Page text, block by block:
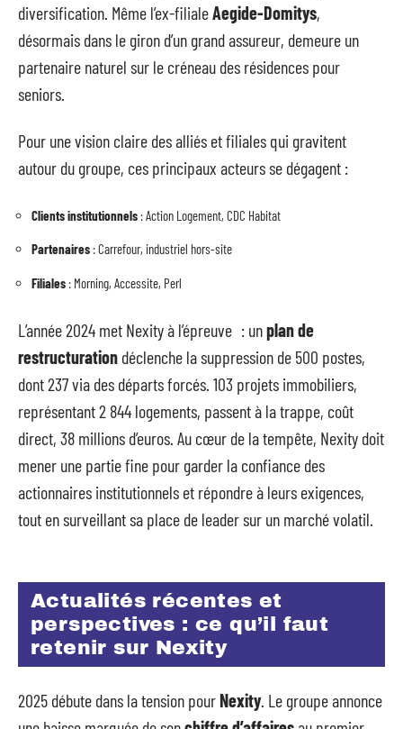
diversification. Même l’ex-filialeAegide-Domitys,
désormais dans le giron d’un grand assureur, demeure un
partenaire naturel sur le créneau des résidences pour
seniors.
Pour une vision claire des alliés et filiales qui gravitent
autour du groupe, ces principaux acteurs se dégagent :
Clients institutionnels : Action Logement, CDC Habitat
Partenaires : Carrefour, industriel hors-site
Filiales : Morning, Accessite, Perl
L’année 2024 met Nexity à l’épreuve : unplan de
restructuration déclenche la suppression de 500 postes,
dont 237 via des départs forcés. 103 projets immobiliers,
représentant 2 844 logements, passent à la trappe, coût
direct, 38 millions d’euros. Au cœur de la tempête, Nexity doit
mener une partie fine pour garder la confiance des
actionnaires institutionnels et répondre à leurs exigences,
tout en surveillant sa place de leader sur un marché volatil.
Actualités récentes et
perspectives : ce qu’il faut
retenir sur Nexity
2025 débute dans la tension pourNexity. Le groupe annonce